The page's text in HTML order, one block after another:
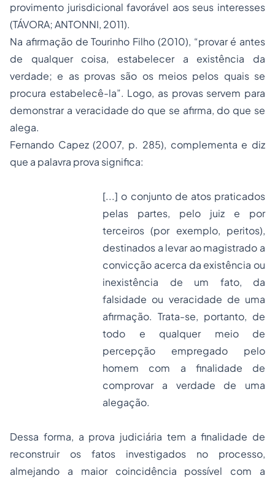
provimento jurisdicional favorável aos seus interesses
(TÁVORA; ANTONNI, 2011).
Na afirmação de Tourinho Filho (2010), “provar é antes
de qualquer coisa, estabelecer a existência da
verdade; e as provas são os meios pelos quais se
procura estabelecê-la”. Logo, as provas servem para
demonstrar a veracidade do que se afirma, do que se
alega.
Fernando Capez (2007, p. 285), complementa e diz
que a palavra prova significa:
[...] o conjunto de atos praticados
pelas partes, pelo juiz e por
terceiros (por exemplo, peritos),
destinados a levar ao magistrado a
convicção acerca da existência ou
inexistência de um fato, da
falsidade ou veracidade de uma
afirmação. Trata-se, portanto, de
todo e qualquer meio de
percepção empregado pelo
homem com a finalidade de
comprovar a verdade de uma
alegação.
Dessa forma, a prova judiciária tem a finalidade de
reconstruir os fatos investigados no processo,
almejando a maior coincidência possível com a